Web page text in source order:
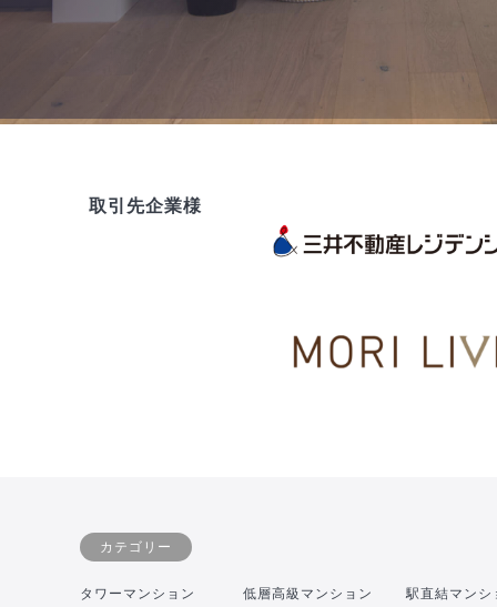
取引先企業様
カテゴリー
タワーマンション 低層高級マンション 駅直結マンシ